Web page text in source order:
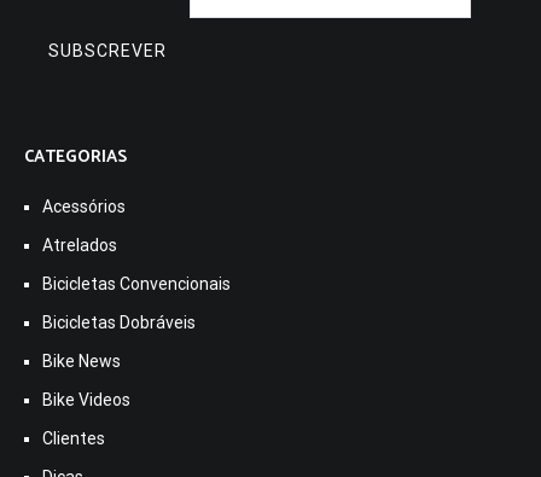
CATEGORIAS
Acessórios
Atrelados
Bicicletas Convencionais
Bicicletas Dobráveis
Bike News
Bike Videos
Clientes